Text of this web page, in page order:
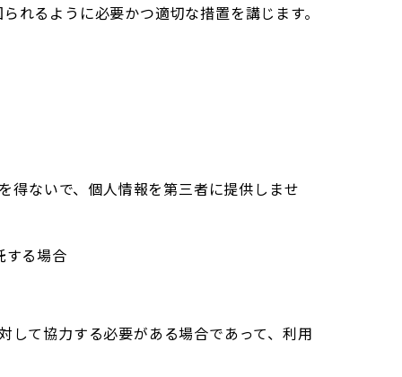
れるように必要かつ適切な措置を講じます。
得ないで、個人情報を第三者に提供しませ
する場合
て協力する必要がある場合であって、利用